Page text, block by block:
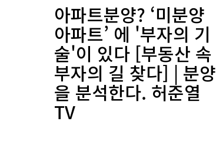
아파트분양? ‘미분양
아파트’ 에 '부자의 기
술'이 있다 [부동산 속
부자의 길 찾다] | 분양
을 분석한다. 허준열
TV